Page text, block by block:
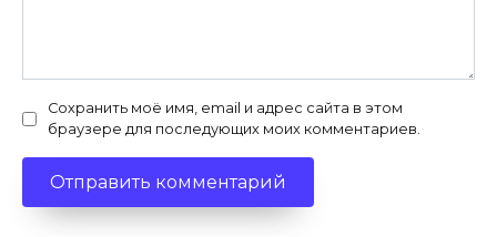
Сохранить моё имя, email и адрес сайта в этом
браузере для последующих моих комментариев.